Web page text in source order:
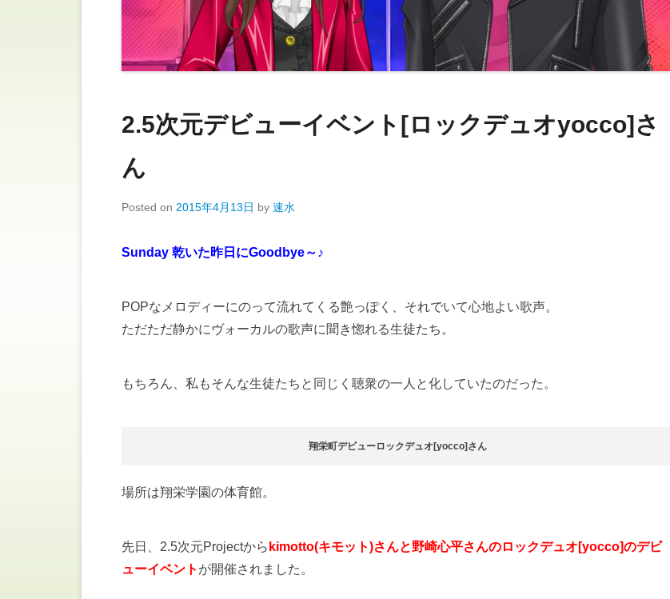
2.5次元デビューイベント[ロックデュオyocco]さ
ん
Posted on 2015年4月13日 by 速水
Sunday 乾いた昨日にGoodbye～♪
POPなメロディーにのって流れてくる艶っぽく、それでいて心地よい歌声。
ただただ静かにヴォーカルの歌声に聞き惚れる生徒たち。
もちろん、私もそんな生徒たちと同じく聴衆の一人と化していたのだった。
翔栄町デビューロックデュオ[yocco]さん
場所は翔栄学園の体育館。
先日、2.5次元Projectから kimotto(キモット)さんと野崎心平さんのロックデュオ[yocco]のデビ
ューイベント が開催されました。